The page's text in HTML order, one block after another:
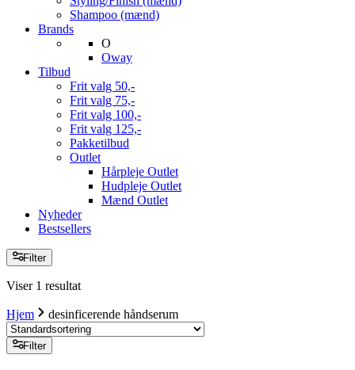
Shampoo (mænd)
Brands
O
Oway
Tilbud
Frit valg 50,-
Frit valg 75,-
Frit valg 100,-
Frit valg 125,-
Pakketilbud
Outlet
Hårpleje Outlet
Hudpleje Outlet
Mænd Outlet
Nyheder
Bestsellers
Filter
Viser 1 resultat
Hjem desinficerende håndserum
Filter